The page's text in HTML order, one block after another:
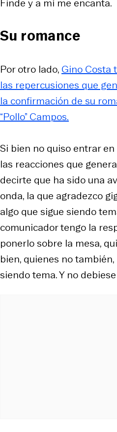
Finde y a mí me encanta.
Su romance
Por otro lado, Gino Costa
las repercusiones que
la confirmación de su
“Pollo” Campos.
Si bien no quiso entrar
las reacciones que
decirte que ha sido una
onda, la que agradezco
algo que sigue siendo
comunicador tengo la
ponerlo sobre la mesa,
bien, quienes no
siendo tema. Y no debiese